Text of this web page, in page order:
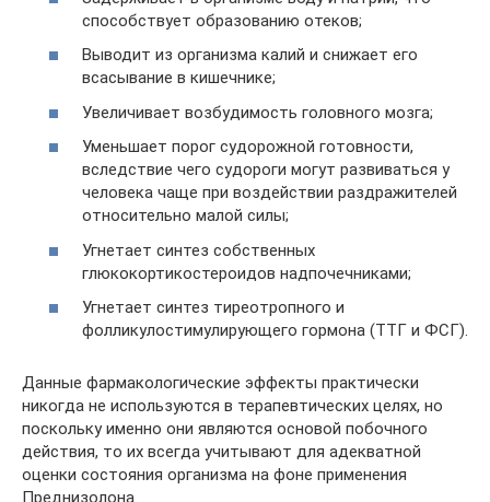
способствует образованию отеков;
Выводит из организма калий и снижает его
всасывание в кишечнике;
Увеличивает возбудимость головного мозга;
Уменьшает порог судорожной готовности,
вследствие чего судороги могут развиваться у
человека чаще при воздействии раздражителей
относительно малой силы;
Угнетает синтез собственных
глюкокортикостероидов надпочечниками;
Угнетает синтез тиреотропного и
фолликулостимулирующего гормона (ТТГ и ФСГ).
Данные фармакологические эффекты практически
никогда не используются в терапевтических целях, но
поскольку именно они являются основой побочного
действия, то их всегда учитывают для адекватной
оценки состояния организма на фоне применения
Преднизолона.